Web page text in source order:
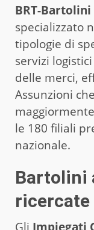
BRT-Bartolini
specializzato
tipologie di
servizi
delle merci,
Assunzioni
le 180 filiali
nazionale.
Bartolini
ricercate
Gli Impiegati